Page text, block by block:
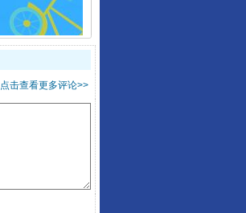
点击查看更多评论>>